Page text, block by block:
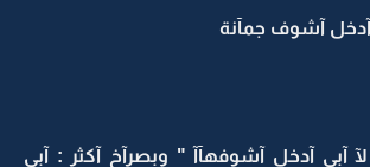
آشوف جمآنة
آبي آدخل آشوفهآآ " وبصرآخ آكثر : آبي